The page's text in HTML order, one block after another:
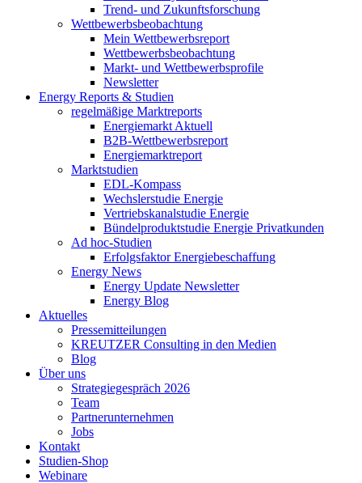
Trend- und Zukunftsforschung
Wettbewerbs­beobachtung
Mein Wettbewerbsreport
Wettbewerbsbeobachtung
Markt- und Wettbewerbsprofile
Newsletter
Energy Reports & Studien
regelmäßige Marktreports
Energiemarkt Aktuell
B2B-Wettbewerbsreport
Energiemarktreport
Marktstudien
EDL-Kompass
Wechslerstudie Energie
Vertriebskanalstudie Energie
Bündelproduktstudie Energie Privatkunden
Ad hoc-Studien
Erfolgsfaktor Energiebeschaffung
Energy News
Energy Update Newsletter
Energy Blog
Aktuelles
Pressemitteilungen
KREUTZER Consulting in den Medien
Blog
Über uns
Strategiegespräch 2026
Team
Partnerunternehmen
Jobs
Kontakt
Studien-Shop
Webinare